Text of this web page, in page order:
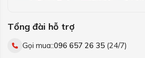
Tổng đài hỗ trợ
Gọi mua::096 657 26 35 (24/7)